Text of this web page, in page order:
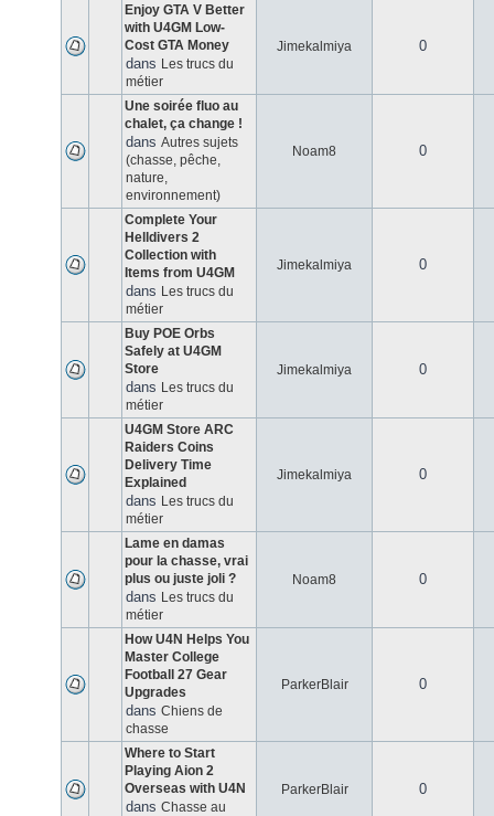
Enjoy GTA V Better
with U4GM Low-
Cost GTA Money
dans Les trucs du
métier
Jimekalmiya 0
Une soirée fluo au
chalet, ça change !
dans Autres sujets
(chasse, pêche,
nature,
environnement)
Noam8 0
Complete Your
Helldivers 2
Collection with
Items from U4GM
dans Les trucs du
métier
Jimekalmiya 0
Buy POE Orbs
Safely at U4GM
Store
dans Les trucs du
métier
Jimekalmiya 0
U4GM Store ARC
Raiders Coins
Delivery Time
Explained
dans Les trucs du
métier
Jimekalmiya 0
Lame en damas
pour la chasse, vrai
plus ou juste joli ?
dans Les trucs du
métier
Noam8 0
How U4N Helps You
Master College
Football 27 Gear
Upgrades
dans Chiens de
chasse
ParkerBlair 0
Where to Start
Playing Aion 2
Overseas with U4N
dans Chasse au
ParkerBlair 0